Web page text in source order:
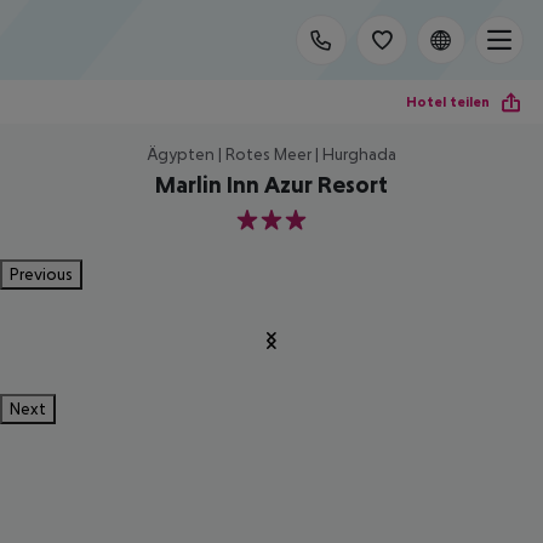
Hotel teilen
Ägypten | Rotes Meer | Hurghada
Marlin Inn Azur Resort
3
Previous
Next